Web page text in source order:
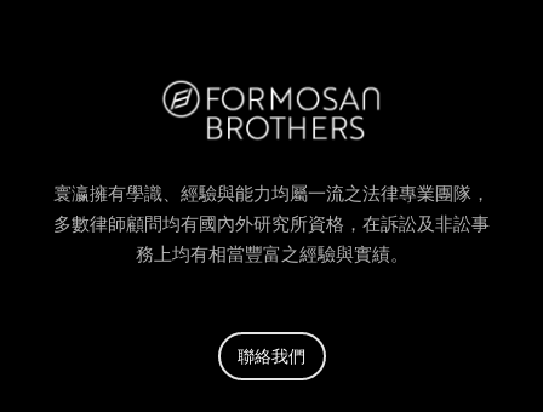
陳宣宏
寰瀛擁有學識、經驗與能力均屬一流之法律專業團隊，
多數律師顧問均有國內外研究所資格，在訴訟及非訟事
務上均有相當豐富之經驗與實績。
聯絡我們